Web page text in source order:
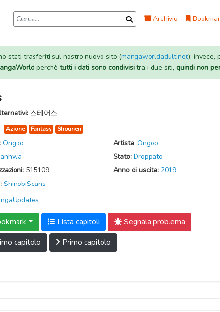
Archivio
stati trasferiti sul nostro nuovo sito (mangaworldadult.net); invece,
perchè tutti i dati sono condivisitra i due siti, quindi non
스테어스
Azione Fantasy Shounen
Ongoo Artista: Ongoo
Stato: Droppato
515109 Anno di uscita: 2019
ShinobiScans
Lista capitoli
Segnala problema
capitolo
Primo capitolo